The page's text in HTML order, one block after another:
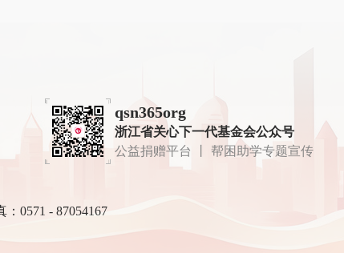
qsn365org
浙江省关心下一代基金会公众号
公益捐赠平台 丨 帮困助学专题宣传
：0571 - 87054167